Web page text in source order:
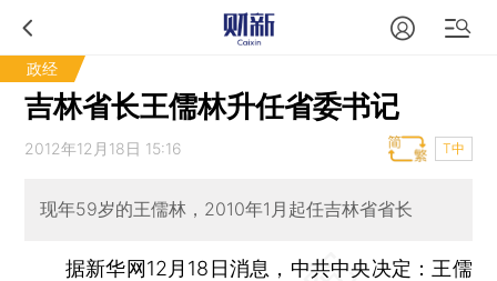
政经
吉林省长王儒林升任省委书记
2012年12月18日 15:16 T中
现年59岁的王儒林，2010年1月起任吉林省省长
据新华网12月18日消息，中共中央决定：王儒